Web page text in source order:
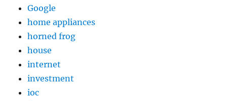
Google
home appliances
horned frog
house
internet
investment
ioc